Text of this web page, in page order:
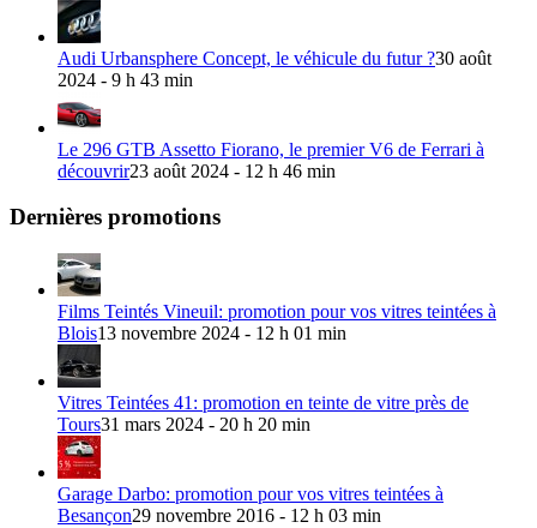
Audi Urbansphere Concept, le véhicule du futur ?30 août
2024 - 9 h 43 min
Le 296 GTB Assetto Fiorano, le premier V6 de Ferrari à
découvrir23 août 2024 - 12 h 46 min
Dernières promotions
Films Teintés Vineuil: promotion pour vos vitres teintées à
Blois13 novembre 2024 - 12 h 01 min
Vitres Teintées 41: promotion en teinte de vitre près de
Tours31 mars 2024 - 20 h 20 min
Garage Darbo: promotion pour vos vitres teintées à
Besançon29 novembre 2016 - 12 h 03 min